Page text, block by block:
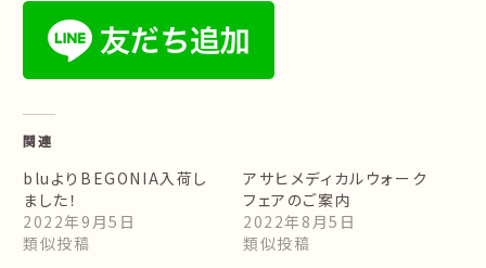
関連
bluよりBEGONIA入荷し
ました！
2022年9月5日
類似投稿
アサヒメディカルウォーク
フェアのご案内
2022年8月5日
類似投稿